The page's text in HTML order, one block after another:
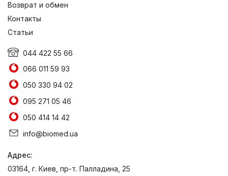
Возврат и обмен
Контакты
Статьи
044 422 55 66
066 011 59 93
050 330 94 02
095 271 05 46
050 414 14 42
info@biomed.ua
Адрес:
03164, г. Киев, пр-т. Палладина, 25